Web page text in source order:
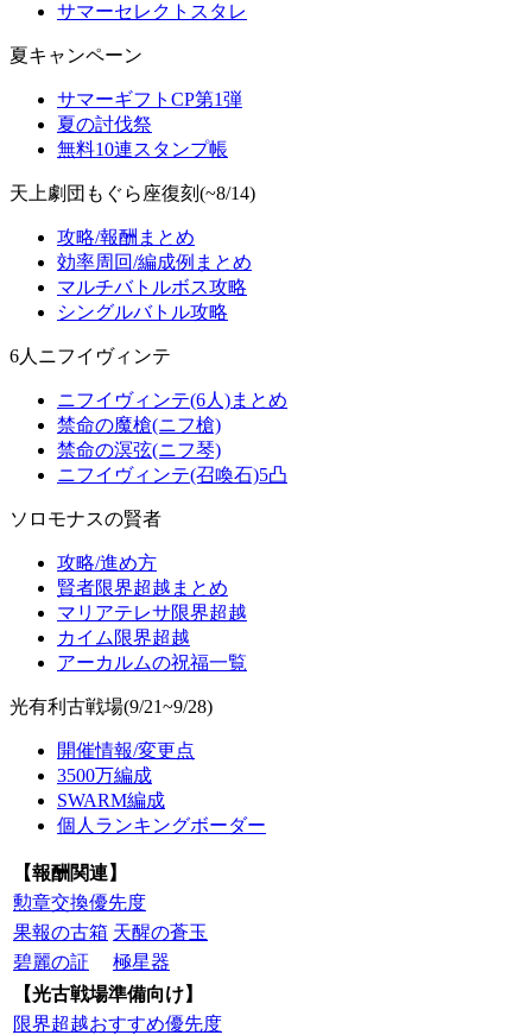
サマーセレクトスタレ
夏キャンペーン
サマーギフトCP第1弾
夏の討伐祭
無料10連スタンプ帳
天上劇団もぐら座復刻(~8/14)
攻略/報酬まとめ
効率周回/編成例まとめ
マルチバトルボス攻略
シングルバトル攻略
6人ニフイヴィンテ
ニフイヴィンテ(6人)まとめ
禁命の魔槍(ニフ槍)
禁命の溟弦(ニフ琴)
ニフイヴィンテ(召喚石)5凸
ソロモナスの賢者
攻略/進め方
賢者限界超越まとめ
マリアテレサ限界超越
カイム限界超越
アーカルムの祝福一覧
光有利古戦場(9/21~9/28)
開催情報/変更点
3500万編成
SWARM編成
個人ランキングボーダー
【報酬関連】
勲章交換優先度
果報の古箱 天醒の蒼玉
碧麗の証
極星器
【光古戦場準備向け】
限界超越おすすめ優先度